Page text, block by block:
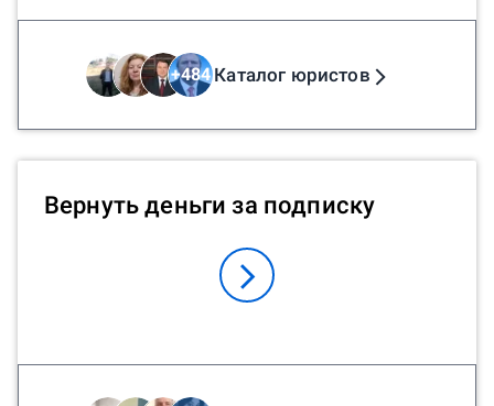
+484Каталог юристов
Вернуть деньги за подписку